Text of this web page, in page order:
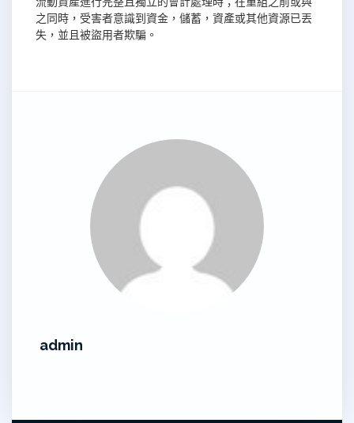
之同時，受害者意識到資金，儲蓄，資產或其他資源已丟
失，並且被盜用者欺騙。
admin